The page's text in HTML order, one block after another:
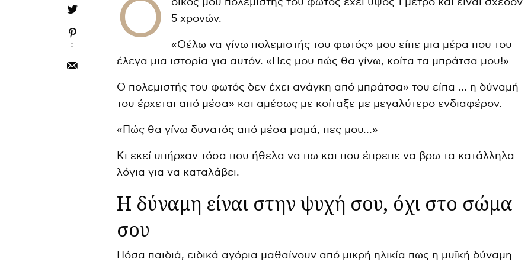
0 O
5 χρονών.
«Θέλω να γίνω πολεμιστής του φωτός» μου είπε μια μέρα που του
έλεγα μια ιστορία για αυτόν. «Πες μου πώς θα γίνω, κοίτα τα μπράτσα μου!»
Ο πολεμιστής του φωτός δεν έχει ανάγκη από μπράτσα» του είπα … η δύναμή
του έρχεται από μέσα» και αμέσως με κοίταξε με μεγαλύτερο ενδιαφέρον.
«Πώς θα γίνω δυνατός από μέσα μαμά, πες μου…»
Κι εκεί υπήρχαν τόσα που ήθελα να πω και που έπρεπε να βρω τα κατάλληλα
λόγια για να καταλάβει.
Η δύναμη είναι στην ψυχή σου, όχι στο σώμα
σου
Πόσα παιδιά, ειδικά αγόρια μαθαίνουν από μικρή ηλικία πως η μυϊκή δύναμη